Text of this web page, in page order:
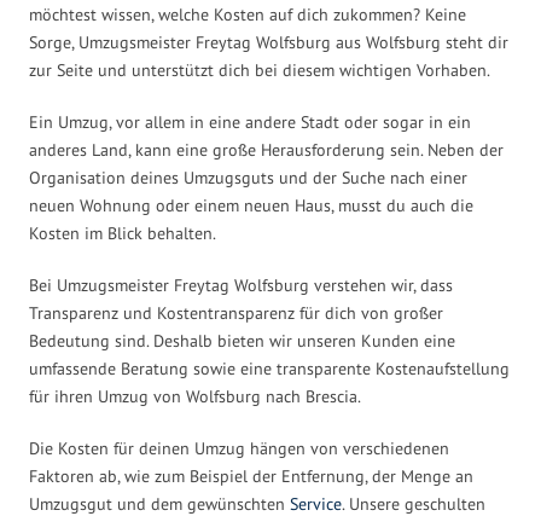
möchtest wissen, welche Kosten auf dich zukommen? Keine
Sorge, Umzugsmeister Freytag Wolfsburg aus Wolfsburg steht dir
zur Seite und unterstützt dich bei diesem wichtigen Vorhaben.
Ein Umzug, vor allem in eine andere Stadt oder sogar in ein
anderes Land, kann eine große Herausforderung sein. Neben der
Organisation deines Umzugsguts und der Suche nach einer
neuen Wohnung oder einem neuen Haus, musst du auch die
Kosten im Blick behalten.
Bei Umzugsmeister Freytag Wolfsburg verstehen wir, dass
Transparenz und Kostentransparenz für dich von großer
Bedeutung sind. Deshalb bieten wir unseren Kunden eine
umfassende Beratung sowie eine transparente Kostenaufstellung
für ihren Umzug von Wolfsburg nach Brescia.
Die Kosten für deinen Umzug hängen von verschiedenen
Faktoren ab, wie zum Beispiel der Entfernung, der Menge an
Umzugsgut und dem gewünschten Service. Unsere geschulten